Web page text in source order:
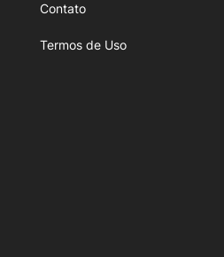
Contato
Termos de Uso